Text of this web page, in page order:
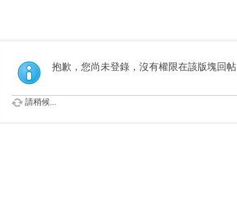
索
抱歉，您尚未登錄，沒有權限在該版塊回帖
請稍候...